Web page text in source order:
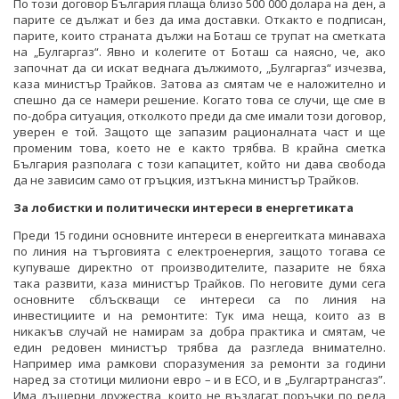
По този договор България плаща близо 500 000 долара на ден, а
парите се дължат и без да има доставки. Откакто е подписан,
парите, които страната дължи на Боташ се трупат на сметката
на „Булгаргаз“. Явно и колегите от Боташ са наясно, че, ако
започнат да си искат веднага дължимото, „Булгаргаз“ изчезва,
каза министър Трайков. Затова аз смятам че е наложително и
спешно да се намери решение. Когато това се случи, ще сме в
по-добра ситуация, отколкото преди да сме имали този договор,
уверен е той. Защото ще запазим рационалната част и ще
променим това, което не е както трябва. В крайна сметка
България разполага с този капацитет, който ни дава свобода
да не зависим само от гръцкия, изтъкна министър Трайков.
За лобистки и политически интереси в енергетиката
Преди 15 години основните интереси в енергеитката минаваха
по линия на търговията с електроенергия, защото тогава се
купуваше директно от производителите, пазарите не бяха
така развити, каза министър Трайков. По неговите думи сега
основните сблъскващи се интереси са по линия на
инвестициите и на ремонтите: Тук има неща, които аз в
никакъв случай не намирам за добра практика и смятам, че
един редовен министър трябва да разгледа внимателно.
Например има рамкови споразумения за ремонти за години
наред за стотици милиони евро – и в ЕСО, и в „Булгартрансгаз”.
Има дъщерни дружества, които не възлагат поръчки по реда